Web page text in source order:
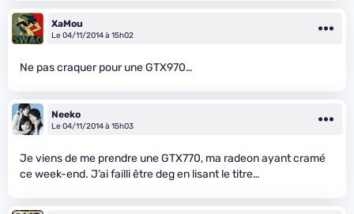
XaMou
Le 04/11/2014 à 15h02
Ne pas craquer pour une GTX970…
Neeko
Le 04/11/2014 à 15h03
Je viens de me prendre une GTX770, ma radeon ayant cramé
ce week-end. J’ai failli être deg en lisant le titre…